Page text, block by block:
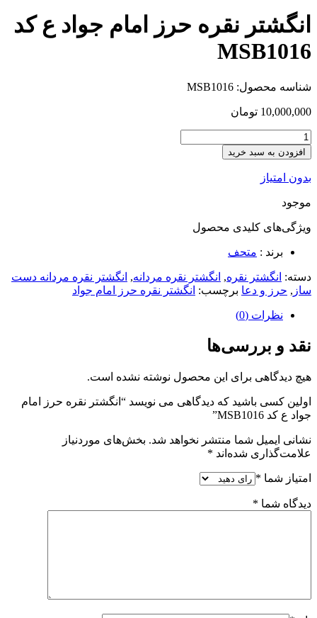
انگشتر نقره حرز امام جواد ع کد
MSB1016
شناسه محصول: MSB1016
10,000,000 تومان
افزودن به سبد خرید
بدون امتیاز
موجود
ویژگی‌های کلیدی محصول
برند : متحف
دسته: انگشتر نقره, انگشتر نقره مردانه, انگشتر نقره مردانه دست
ساز , حرز و دعا برچسب: انگشتر نقره حرز امام جواد
نظرات (0)
نقد و بررسی‌ها
هیچ دیدگاهی برای این محصول نوشته نشده است.
اولین کسی باشید که دیدگاهی می نویسد “انگشتر نقره حرز امام
جواد ع کد MSB1016”
نشانی ایمیل شما منتشر نخواهد شد. بخش‌های موردنیاز
علامت‌گذاری شده‌اند *
امتیاز شما *
دیدگاه شما *